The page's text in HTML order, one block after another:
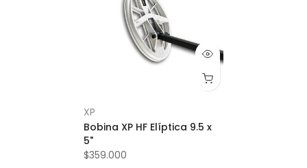
XP
Bobina XP HF Elíptica 9.5 x
5"
$359.000